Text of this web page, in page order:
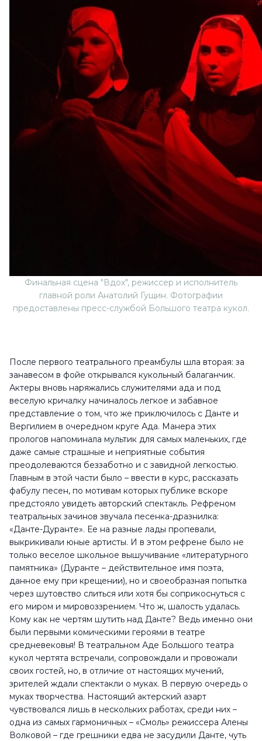
Финальная сцена "Вдох", режиссер и исполнитель
главной роли Анатолий Гущин. Фотографии
предоставлены пресс-службой Большого театра кукол.
После первого театрального преамбулы шла вторая: за
занавесом в фойе открывался кукольный балаганчик.
Актеры вновь наряжались служителями ада и под
веселую кричалку начиналось легкое и забавное
представление о том, что же приключилось с Данте и
Вергилием в очередном круге Ада. Манера этих
прологов напоминала мультик для самых маленьких, где
даже самые страшные и неприятные события
преодолеваются беззаботно и с завидной легкостью.
Главным в этой части было – ввести в курс, рассказать
фабулу песен, по мотивам которых публике вскоре
предстояло увидеть авторский спектакль. Рефреном
театральных зачинов звучала песенка-дразнилка:
«Данте-Дуранте». Ее на разные лады пропевали,
выкрикивали юные артисты. И в этом рефрене было не
только веселое школьное вышучивание «литературного
памятника» (Дуранте – действительное имя поэта,
данное ему при крещении), но и своеобразная попытка
через шутовство слиться или хотя бы соприкоснуться с
его миром и мировоззрением. Что ж, шалость удалась.
Кому как не чертям шутить над Данте? Ведь именно они
были первыми комическими героями в театре
средневековья! В театральном Аде Большого театра
кукол чертята встречали, сопровождали и провожали
своих гостей, но, в отличие от настоящих мучений,
зрителей ждали спектакли о муках. В первую очередь о
муках творчества. Настоящий актерский азарт
чувствовался лишь в нескольких работах, среди них –
одна из самых гармоничных – «Смоль» режиссера Алены
Волковой – где грешники едва не засудили Данте, чуть